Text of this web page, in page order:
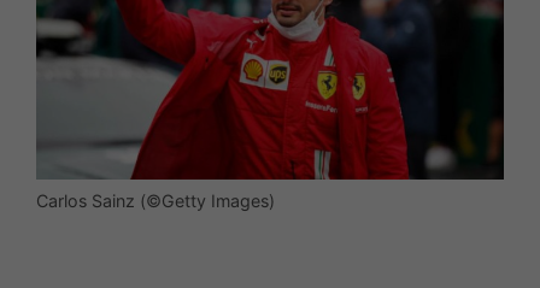
Carlos Sainz (©Getty Images)